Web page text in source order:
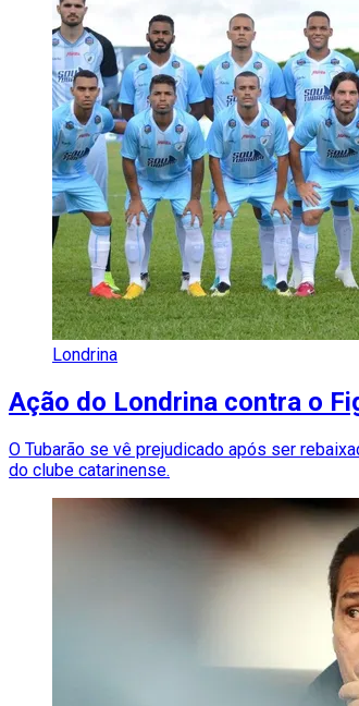
Londrina
Ação do Londrina contra o
O Tubarão se vê prejudicado após ser
do clube catarinense.